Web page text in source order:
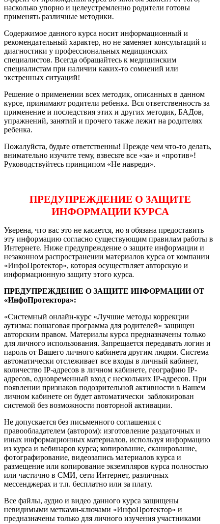
насколько упорно и целеустремленно родители готовы
применять различные методики.
Содержимое данного курса носит информационный и
рекомендательный характер, но не заменяет консультаций и
диагностики у профессиональных медицинских
специалистов. Всегда обращайтесь к медицинским
специалистам при наличии каких-то сомнений или
экстренных ситуаций!
Решение о применении всех методик, описанных в данном
курсе, принимают родители ребенка. Вся ответственность за
применение и последствия этих и других методик, БАДов,
упражнений, занятий и прочего также лежит на родителях
ребенка.
Пожалуйста, будьте ответственны! Прежде чем что-то делать,
внимательно изучите тему, взвесьте все «за» и «против»!
Руководствуйтесь принципом «Не навреди».
ПРЕДУПРЕЖДЕНИЕ О ЗАЩИТЕ
ИНФОРМАЦИИ КУРСА
Уверена, что вас это не касается, но я обязана предоставить
эту информацию согласно существующим правилам работы в
Интернете. Ниже предупреждение о защите информации и
незаконном распространении материалов курса от компании
«ИнфоПротектор», которая осуществляет авторскую и
информационную защиту этого курса.
ПРЕДУПРЕЖДЕНИЕ О ЗАЩИТЕ ИНФОРМАЦИИ ОТ
«ИнфоПротектора»:
«Системный онлайн-курс «Лучшие методы коррекции
аутизма: пошаговая программа для родителей» защищен
авторским правом. Материалы курса предназначены только
для личного использования. Запрещается передавать логин и
пароль от Вашего личного кабинета другим людям. Система
автоматически отслеживает все входы в личный кабинет,
количество IP-адресов в личном кабинете, географию IP-
адресов, одновременный вход с нескольких IP-адресов. При
появлении признаков подозрительной активности в Вашем
личном кабинете он будет автоматически заблокирован
системой без возможности повторной активации.
Не допускается без письменного соглашения с
правообладателем (автором): изготовление раздаточных и
иных информационных материалов, используя информацию
из курса и вебинаров курса; копирование, сканирование,
фотографирование, видеозапись материалов курса и
размещение или копирование экземпляров курса полностью
или частично в СМИ, сети Интернет, различных
мессенджерах и т.п. бесплатно или за плату.
Все файлы, аудио и видео данного курса защищены
невидимыми метками-ключами «ИнфоПротектор» и
предназначены только для личного изучения участниками